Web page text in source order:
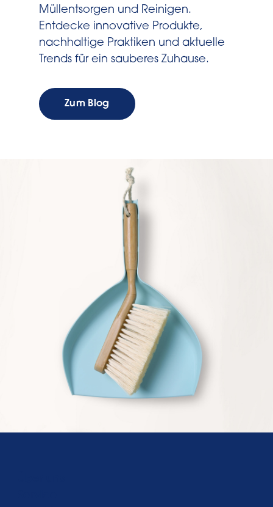
Müllentsorgen und Reinigen.
Entdecke innovative Produkte,
nachhaltige Praktiken und aktuelle
Trends für ein sauberes Zuhause.
Zum Blog